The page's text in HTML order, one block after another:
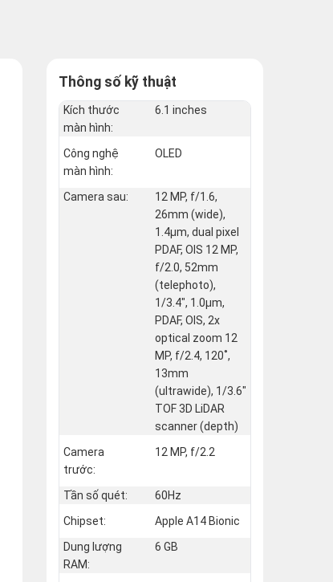
Thông số kỹ thuật
Kích thước
màn hình:
6.1 inches
Công nghệ
màn hình:
OLED
Camera sau:
12 MP, f/1.6,
26mm (wide),
1.4µm, dual pixel
PDAF, OIS 12 MP,
f/2.0, 52mm
(telephoto),
1/3.4", 1.0µm,
PDAF, OIS, 2x
optical zoom 12
MP, f/2.4, 120˚,
13mm
(ultrawide), 1/3.6"
TOF 3D LiDAR
scanner (depth)
Camera
trước:
12 MP, f/2.2
Tần số quét:
60Hz
Chipset:
Apple A14 Bionic
Dung lượng
RAM:
6 GB